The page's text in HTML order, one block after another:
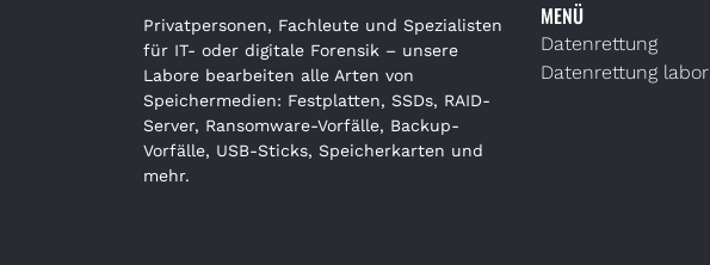
Privatpersonen, Fachleute und Spezialisten
für IT- oder digitale Forensik – unsere
Labore bearbeiten alle Arten von
Speichermedien: Festplatten, SSDs, RAID-
Server, Ransomware-Vorfälle, Backup-
Vorfälle, USB-Sticks, Speicherkarten und
mehr.
MENÜ
Datenrettung
Datenrettung labor